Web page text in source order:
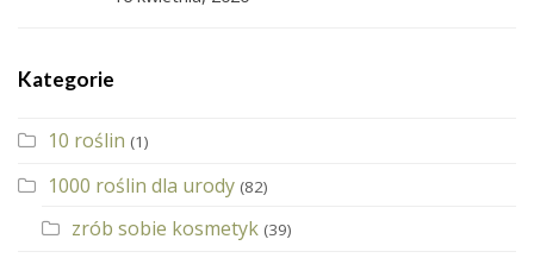
Kategorie
10 roślin (1)
1000 roślin dla urody (82)
zrób sobie kosmetyk (39)